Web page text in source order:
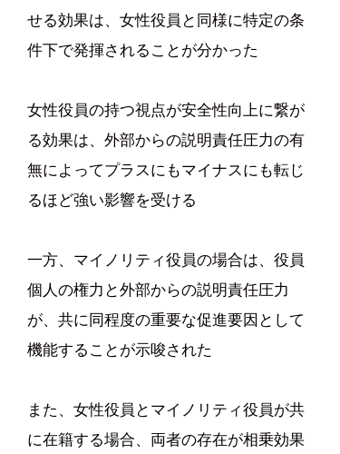
せる効果は、女性役員と同様に特定の条
件下で発揮されることが分かった
女性役員の持つ視点が安全性向上に繋が
る効果は、外部からの説明責任圧力の有
無によってプラスにもマイナスにも転じ
るほど強い影響を受ける
一方、マイノリティ役員の場合は、役員
個人の権力と外部からの説明責任圧力
が、共に同程度の重要な促進要因として
機能することが示唆された
また、女性役員とマイノリティ役員が共
に在籍する場合、両者の存在が相乗効果